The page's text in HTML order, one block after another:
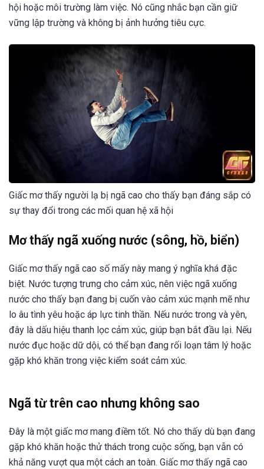
hội hoặc môi trường làm việc. Nó cũng nhắc bạn cần giữ
vững lập trường và không bị ảnh hưởng tiêu cực.
Giấc mơ thấy người lạ bị ngã cao cho thấy bạn đáng sắp có
sự thay đổi trong các mối quan hệ xã hội
Mơ thấy ngã xuống nước (sông, hồ, biển)
Giấc mơ thấy ngã cao số mấy này mang ý nghĩa khá đặc
biệt. Nước tượng trưng cho cảm xúc, nên việc ngã xuống
nước cho thấy bạn đang bị cuốn vào cảm xúc mạnh mẽ như
lo âu tình yêu hoặc áp lực tinh thần. Nếu nước trong và yên,
đây là dấu hiệu thanh lọc cảm xúc, giúp bạn bắt đầu lại. Nếu
nước đục hoặc dữ dội, có thể bạn đang rối loạn tâm lý hoặc
gặp khó khăn trong việc kiểm soát cảm xúc.
Ngã từ trên cao nhưng không sao
Đây là một giấc mơ mang điềm tốt. Nó cho thấy dù bạn đang
gặp khó khăn hoặc thử thách trong cuộc sống, bạn vẫn có
khả năng vượt qua một cách an toàn. Giấc mơ thấy ngã cao